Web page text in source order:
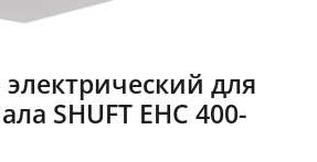
электрический для
SHUFT EHC 400-